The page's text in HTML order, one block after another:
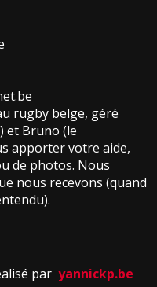
rugby belge, géré
et Bruno (le
apporter votre aide,
de photos. Nous
nous recevons (quand
par yannickp.be